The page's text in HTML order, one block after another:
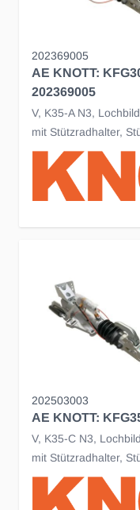
202369005
AE KNOTT:
202369005
V, K35-A N3,
mit Stützradhalter,
202503003
AE KNOTT:
V, K35-C N3,
mit Stützradhalter,